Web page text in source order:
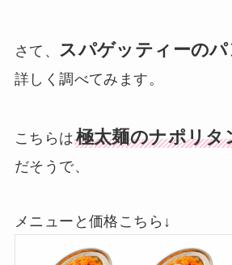
さて、 スパゲッティーのパ
詳しく調べてみます。
こちらは極太麺のナポリタ
だそうで、
メニューと価格こちら↓